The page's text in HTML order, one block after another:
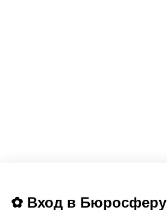
Вход в Бюросферу